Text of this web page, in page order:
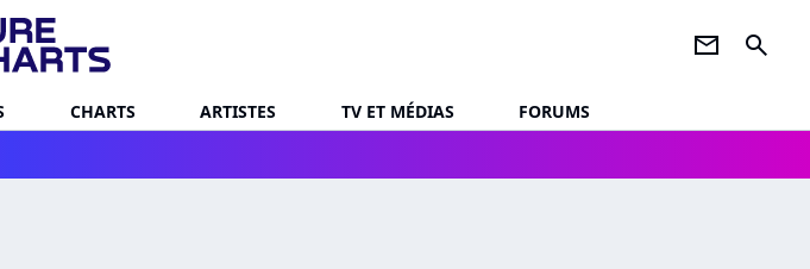
newsletter search
CHARTS ARTISTES TV ET MÉDIAS
FORUMS